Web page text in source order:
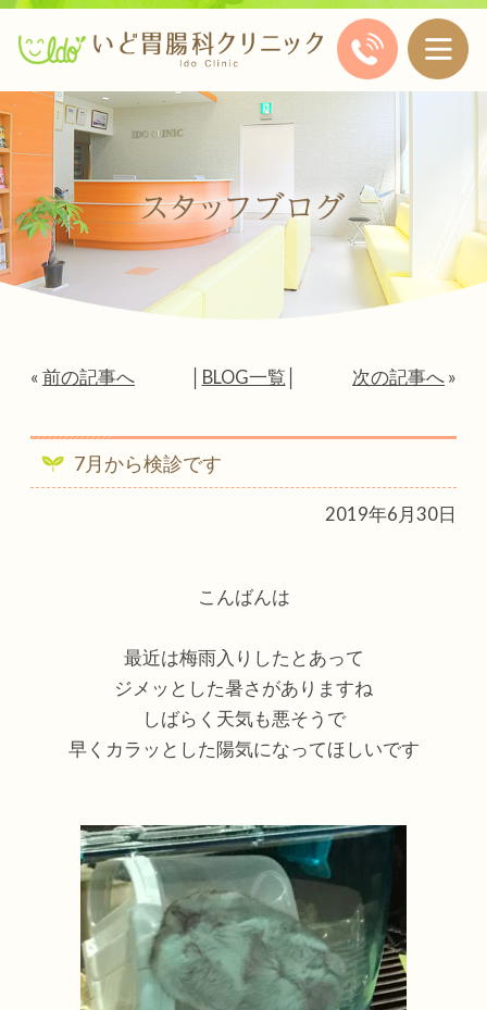
« 前の記事へ BLOG一覧 次の記事へ »
7月から検診です
2019年6月30日
こんばんは
最近は梅雨入りしたとあって
ジメッとした暑さがありますね
しばらく天気も悪そうで
早くカラッとした陽気になってほしいです